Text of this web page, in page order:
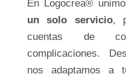
En Logocrea®
un solo servicio,
cuentas de
complicaciones.
nos adaptamos a